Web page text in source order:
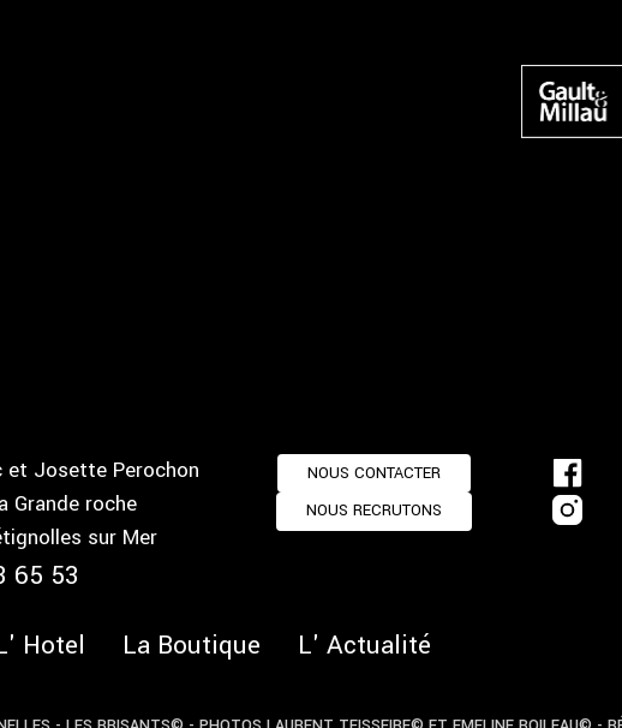
et Josette Perochon
Grande roche
sur Mer
65 53
NOUS CONTACTER
NOUS RECRUTONS
Hotel La Boutique L' Actualité